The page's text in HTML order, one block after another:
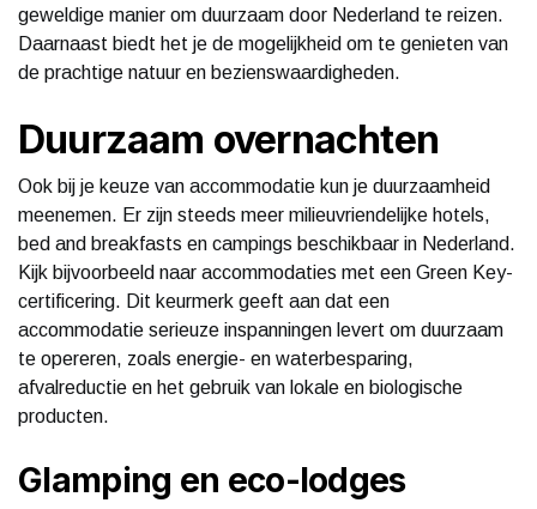
geweldige manier om duurzaam door Nederland te reizen.
Daarnaast biedt het je de mogelijkheid om te genieten van
de prachtige natuur en bezienswaardigheden.
Duurzaam overnachten
Ook bij je keuze van accommodatie kun je duurzaamheid
meenemen. Er zijn steeds meer milieuvriendelijke hotels,
bed and breakfasts en campings beschikbaar in Nederland.
Kijk bijvoorbeeld naar accommodaties met een Green Key-
certificering. Dit keurmerk geeft aan dat een
accommodatie serieuze inspanningen levert om duurzaam
te opereren, zoals energie- en waterbesparing,
afvalreductie en het gebruik van lokale en biologische
producten.
Glamping en eco-lodges